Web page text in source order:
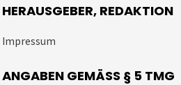
HERAUSGEBER, REDAKTION
Impressum
ANGABEN GEMÄSS § 5 TMG